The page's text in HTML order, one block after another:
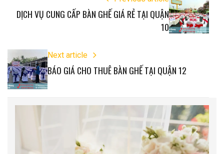
DỊCH VỤ CUNG CẤP BÀN GHẾ GIÁ RẺ TẠI QUẬN
10
Next article
BÁO GIÁ CHO THUÊ BÀN GHẾ TẠI QUẬN 12